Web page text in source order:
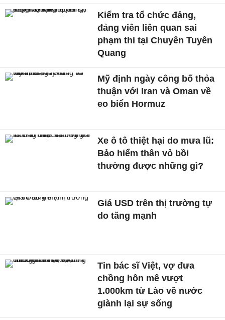
Kiểm tra tổ chức đảng,
đảng viên liên quan sai
phạm thi tại Chuyên Tuyên
Quang
Mỹ định ngày công bố thỏa
thuận với Iran và Oman về
eo biển Hormuz
Xe ô tô thiệt hại do mưa lũ:
Bảo hiểm thân vỏ bồi
thường được những gì?
Giá USD trên thị trường tự
do tăng mạnh
Tin bác sĩ Việt, vợ đưa
chồng hôn mê vượt
1.000km từ Lào về nước
giành lại sự sống